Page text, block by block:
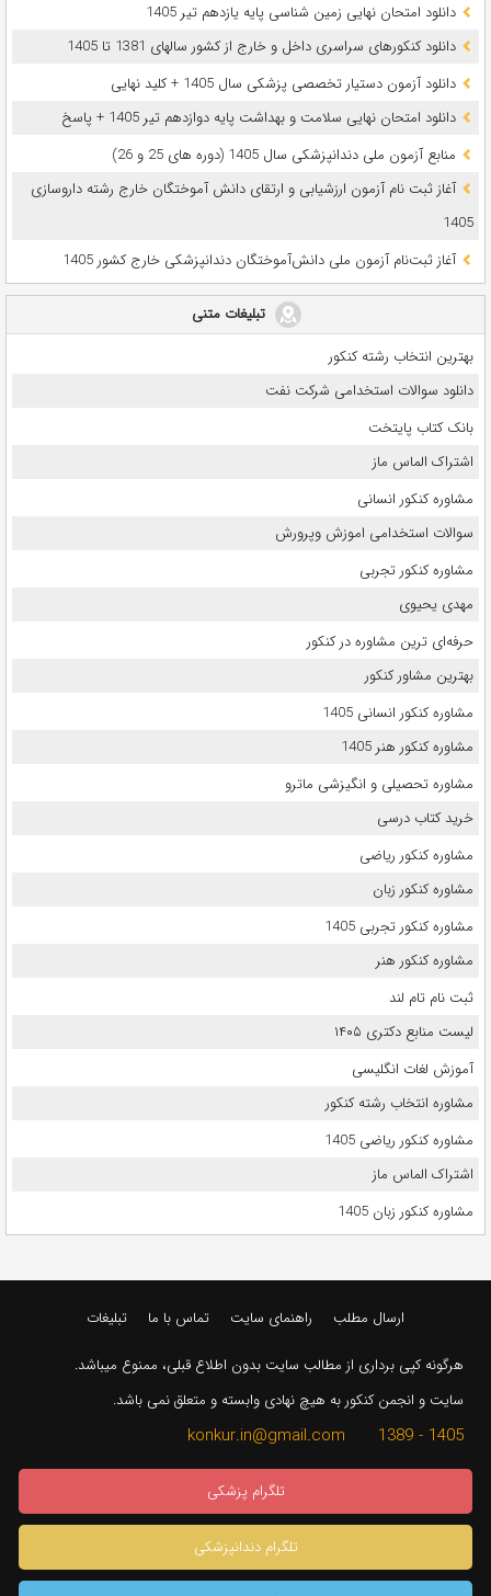
دانلود امتحان نهایی زمین شناسی پایه یازدهم تیر 1405
دانلود کنکورهای سراسری داخل و خارج از کشور سالهای 1381 تا 1405
دانلود آزمون دستیار تخصصی پزشکی سال 1405 + کلید نهایی
دانلود امتحان نهایی سلامت و بهداشت پایه دوازدهم تیر 1405 + پاسخ
ﻣﻨﺎﺑﻊ آزﻣﻮن ﻣﻠﯽ دندانپزشکی سال 1405 (دوره های 25 و 26)
آغاز ثبت نام آزمون‌ ارزشیابی و ارتقای دانش آموختگان خارج رشته داروسازی
1405
آغاز ثبت‌نام آزمون ملی دانش‌آموختگان دندانپزشکی خارج کشور 1405
تبلیغات متنی
بهترین انتخاب رشته کنکور
دانلود سوالات استخدامی شرکت نفت
بانک کتاب پایتخت
اشتراک الماس ماز
مشاوره کنکور انسانی
سوالات استخدامی اموزش وپرورش
مشاوره کنکور تجربی
مهدی یحیوی
حرفه‌ای ترین مشاوره در کنکور
بهترین مشاور کنکور
مشاوره کنکور انسانی 1405
مشاوره کنکور هنر 1405
مشاوره تحصیلی و انگیزشی ماترو
خرید کتاب درسی
مشاوره کنکور ریاضی
مشاوره کنکور زبان
مشاوره کنکور تجربی 1405
مشاوره کنکور هنر
ثبت نام تام لند
لیست منابع دکتری ۱۴۰۵
آموزش لغات انگلیسی
مشاوره انتخاب رشته کنکور
مشاوره کنکور ریاضی 1405
اشتراک الماس ماز
مشاوره کنکور زبان 1405
ارسال مطلب راهنمای سایت تماس با ما تبلیغات
هرگونه کپی برداری از مطالب سایت بدون اطلاع قبلی، ممنوع میباشد.
سایت و انجمن کنکور به هیچ نهادی وابسته و متعلق نمی باشد.
1405 - 1389 konkur.in@gmail.com
تلگرام پزشکی
تلگرام دندانپزشکی